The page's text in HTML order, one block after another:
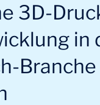
3D-
in
Branche